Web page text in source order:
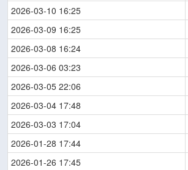
2026-03-10 16:25
2026-03-09 16:25
2026-03-08 16:24
2026-03-06 03:23
2026-03-05 22:06
2026-03-04 17:48
2026-03-03 17:04
2026-01-28 17:44
2026-01-26 17:45